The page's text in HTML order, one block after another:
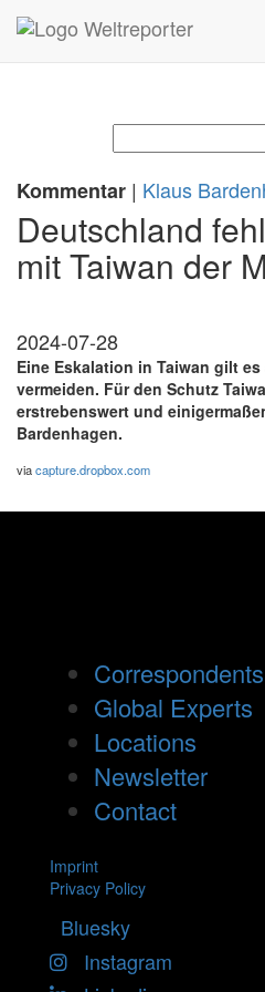
Zum Inhalt springen
Kommentar | Klaus
Deutschland
mit Taiwan der
2024-07-28
Eine Eskalation in Taiwan gilt
vermeiden. Für den Schutz
erstrebenswert und
Bardenhagen.
viacapture.dropbox.com
Correspondents
Global Experts
Locations
Newsletter
Contact
Imprint
Privacy Policy
Bluesky
Instagram